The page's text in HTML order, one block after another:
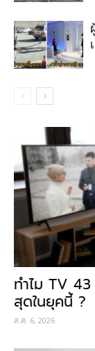
ทำไม TV
สุดในยุคนี้ ?
ส.ค. 6, 2026